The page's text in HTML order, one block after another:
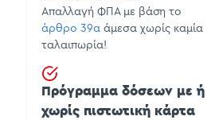
Απαλλαγή ΦΠΑ με βάση το
άρθρο 39α άμεσα χωρίς καμία
ταλαιπωρία!
Πρόγραμμα δόσεων με ή
χωρίς πιστωτική κάρτα